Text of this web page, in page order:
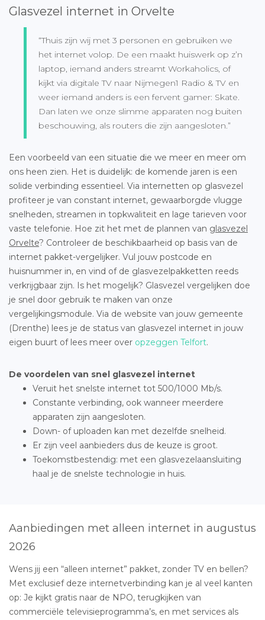
Glasvezel internet in Orvelte
“Thuis zijn wij met 3 personen en gebruiken we
het internet volop. De een maakt huiswerk op z’n
laptop, iemand anders streamt Workaholics, of
kijkt via digitale TV naar Nijmegen1 Radio & TV en
weer iemand anders is een fervent gamer: Skate.
Dan laten we onze slimme apparaten nog buiten
beschouwing, als routers die zijn aangesloten.”
Een voorbeeld van een situatie die we meer en meer om
ons heen zien. Het is duidelijk: de komende jaren is een
solide verbinding essentieel. Via internetten op glasvezel
profiteer je van constant internet, gewaarborgde vlugge
snelheden, streamen in topkwaliteit en lage tarieven voor
vaste telefonie. Hoe zit het met de plannen van glasvezel
Orvelte? Controleer de beschikbaarheid op basis van de
internet pakket-vergelijker. Vul jouw postcode en
huisnummer in, en vind of de glasvezelpakketten reeds
verkrijgbaar zijn. Is het mogelijk? Glasvezel vergelijken doe
je snel door gebruik te maken van onze
vergelijkingsmodule. Via de website van jouw gemeente
(Drenthe) lees je de status van glasvezel internet in jouw
eigen buurt of lees meer over opzeggen Telfort.
De voordelen van snel glasvezel internet
Veruit het snelste internet tot 500/1000 Mb/s.
Constante verbinding, ook wanneer meerdere
apparaten zijn aangesloten.
Down- of uploaden kan met dezelfde snelheid.
Er zijn veel aanbieders dus de keuze is groot.
Toekomstbestendig: met een glasvezelaansluiting
haal je de snelste technologie in huis.
Aanbiedingen met alleen internet in augustus
2026
Wens jij een “alleen internet” pakket, zonder TV en bellen?
Met exclusief deze internetverbinding kan je al veel kanten
op: Je kijkt gratis naar de NPO, terugkijken van
commerciële televisieprogramma’s, en met services als